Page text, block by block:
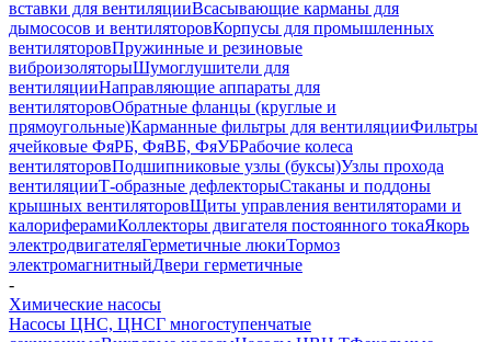
вставки для вентиляцииВсасывающие карманы для
дымососов и вентиляторовКорпусы для промышленных
вентиляторовПружинные и резиновые
виброизоляторыШумоглушители для
вентиляцииНаправляющие аппараты для
вентиляторовОбратные фланцы (круглые и
прямоугольные)Карманные фильтры для вентиляцииФильтры
ячейковые ФяРБ, ФяВБ, ФяУБРабочие колеса
вентиляторовПодшипниковые узлы (буксы)Узлы прохода
вентиляцииТ-образные дефлекторыСтаканы и поддоны
крышных вентиляторовЩиты управления вентиляторами и
калориферамиКоллекторы двигателя постоянного токаЯкорь
электродвигателяГерметичные люкиТормоз
электромагнитныйДвери герметичные
-
Химические насосы
Насосы ЦНС, ЦНСГ многоступенчатые